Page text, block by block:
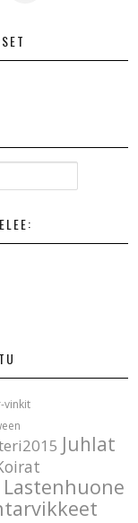
vinkit
Juhlat
Lastenhuone